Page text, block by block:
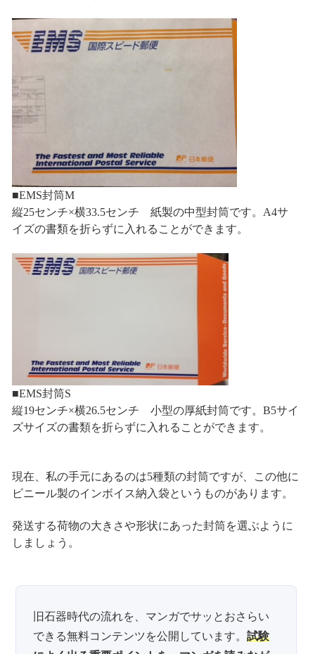
■EMS封筒M
縦25センチ×横33.5センチ 紙製の中型封筒です。A4サ
イズの書類を折らずに入れることができます。
■EMS封筒S
縦19センチ×横26.5センチ 小型の厚紙封筒です。B5サイ
ズサイズの書類を折らずに入れることができます。
現在、私の手元にあるのは5種類の封筒ですが、この他に
ビニール製のインボイス納入袋というものがあります。
発送する荷物の大きさや形状にあった封筒を選ぶように
しましょう。
旧石器時代の流れを、マンガでサッとおさらい
できる無料コンテンツを公開しています。 試験